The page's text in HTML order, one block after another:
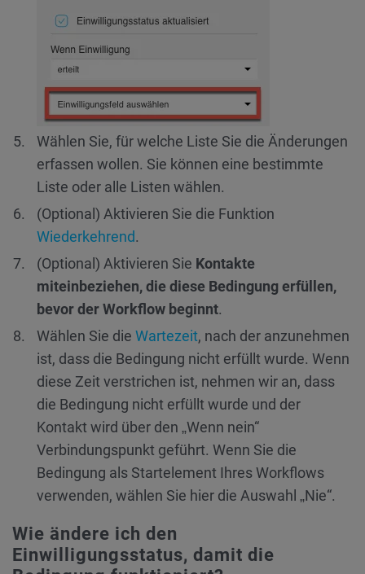
Wählen Sie, für welche Liste Sie die Änderungen
erfassen wollen. Sie können eine bestimmte
Liste oder alle Listen wählen.
(Optional) Aktivieren Sie die Funktion
Wiederkehrend.
(Optional) Aktivieren Sie Kontakte
miteinbeziehen, die diese Bedingung erfüllen,
bevor der Workflow beginnt.
Wählen Sie die Wartezeit, nach der anzunehmen
ist, dass die Bedingung nicht erfüllt wurde. Wenn
diese Zeit verstrichen ist, nehmen wir an, dass
die Bedingung nicht erfüllt wurde und der
Kontakt wird über den „Wenn nein“
Verbindungspunkt geführt. Wenn Sie die
Bedingung als Startelement Ihres Workflows
verwenden, wählen Sie hier die Auswahl „Nie“.
Wie ändere ich den
Einwilligungsstatus, damit die